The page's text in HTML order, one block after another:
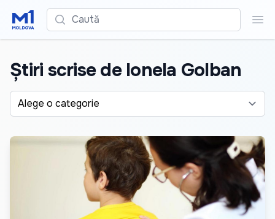
Caută
Știri scrise de Ionela Golban
Alege o categorie